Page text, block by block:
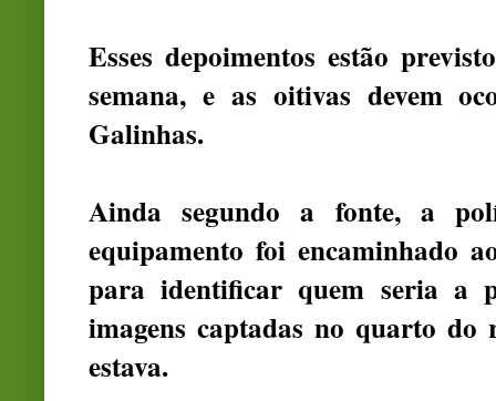
Esses depoimentos estão
semana, e as oitivas devem
Galinhas.
Ainda segundo a fonte, a
equipamento foi encaminhado
para identificar quem seria a
imagens captadas no quarto
estava.